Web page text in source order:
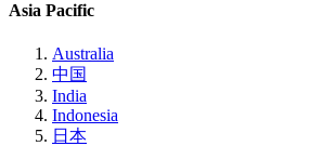
Asia Pacific
Australia
中国
India
Indonesia
日本